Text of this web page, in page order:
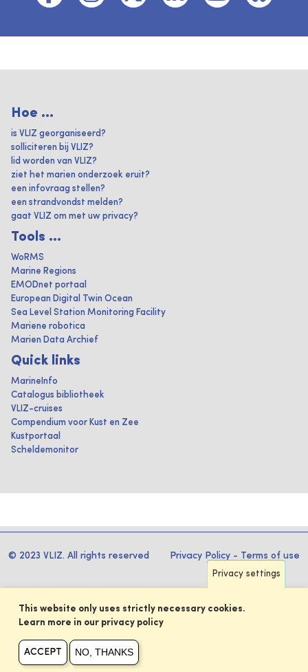
Hoe ...
is VLIZ georganiseerd?
solliciteren bij VLIZ?
lid worden van VLIZ?
ziet het marien onderzoek eruit?
een infovraag stellen?
een strandvondst melden?
gaat VLIZ om met uw privacy?
Tools ...
WoRMS
Marine Regions
EMODnet portaal
European Digital Twin Ocean
Sea Level Station Monitoring Facility
Mariene robotica
Marien Data Archief
Quick links
MarineInfo
Catalogus bibliotheek
VLIZ-cruises
Compendium voor Kust en Zee
Kustportaal
Scheldemonitor
© 2023 VLIZ. All rights reserved Privacy Policy - Terms of use
Privacy settings
This website only uses strictly necessary cookies.
Learn more in our privacy policy
ACCEPT NO, THANKS